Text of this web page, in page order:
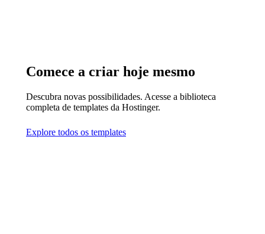
Comece a criar hoje mesmo
Descubra novas possibilidades. Acesse a biblioteca
completa de templates da Hostinger.
Explore todos os templates